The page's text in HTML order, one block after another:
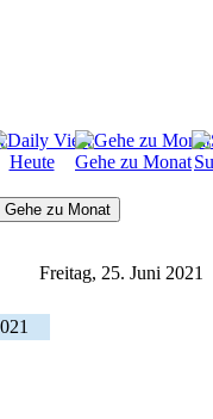
Heute Gehe zu Monat
Gehe zu Monat
Freitag, 25. Juni 2021